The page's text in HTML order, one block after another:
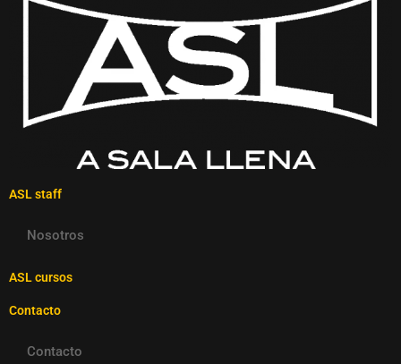
ASL staff
Nosotros
ASL cursos
Contacto
Contacto